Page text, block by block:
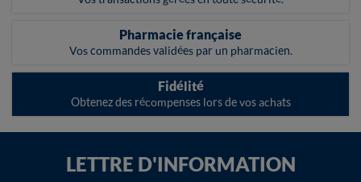
Pharmacie française
Vos commandes validées par un pharmacien.
Fidélité
Obtenez des récompenses lors de vos achats
LETTRE D'INFORMATION